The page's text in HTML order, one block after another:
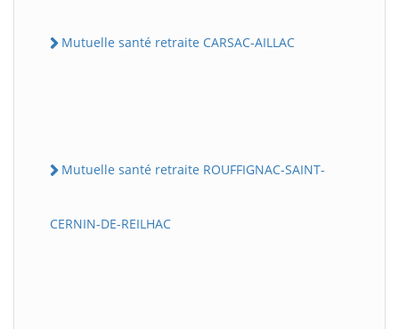
Mutuelle santé retraite CARSAC-AILLAC
Mutuelle santé retraite ROUFFIGNAC-SAINT-
CERNIN-DE-REILHAC